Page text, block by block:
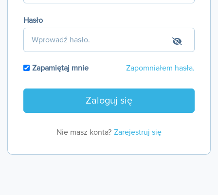
Hasło
Zapamiętaj mnie Zapomniałem hasła.
Nie masz konta? Zarejestruj się